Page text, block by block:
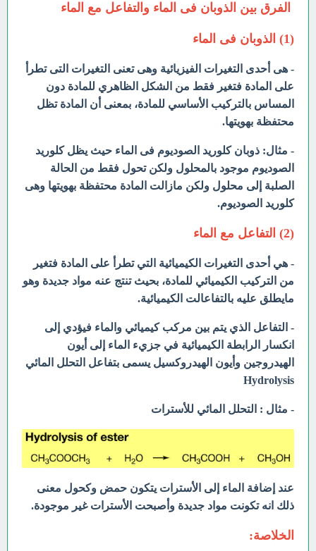
الفرق بين الذوبان فى الماء والتفاعل مع الماء
(1) الذوبان فى الماء
- هى أحدى التغيرات الفيزيائية وهى تعنى التغيرات التى تطرأ
على المادة فتغير فقط من الشكل الظاهري للمادة دون
المساس بالتركيب الأساسي للمادة، بمعنى أن المادة تظل
محتفظة بهويتها.
- مثال: ذوبان كلوريد الصوديوم فى الماء حيث يظل كلوريد
الصوديوم موجود بالمحلول ولكن تحول فقط من الحالة
الصلبة إلى محلول ولكن مازالت المادة محتفظة بهويتها وهى
كلوريد الصوديوم.
(2) التفاعل مع الماء
- هي أحدى التغيرات الكيميائية التي تطرأ على المادة فتغير
من التركيب الكيميائي للمادة، بحيث تنتج عنه مواد جديدة وهو
مايطلق عليه بالتفاعالت الكيميائية.
- التفاعل الذي يتم بين مركب كيميائي والماء فيؤدي إلى
انكسار الرابطة الكيميائية في جزيء الماء إلى أيون
الهيدروجين وأيون الهيدروكسيل يسمى بتفاعل التحلل المائي
Hydrolysis
- مثال : التحلل المائي للأسترات
عند إضافة الماء إلى الأسترات يتكون حمض وكحول معنى
ذلك انه تكونت مواد جديدة وأصبحت الأسترات غير موجودة.
الخلاصة: